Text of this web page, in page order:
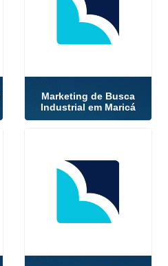
Marketing de Busca
Industrial em Maricá